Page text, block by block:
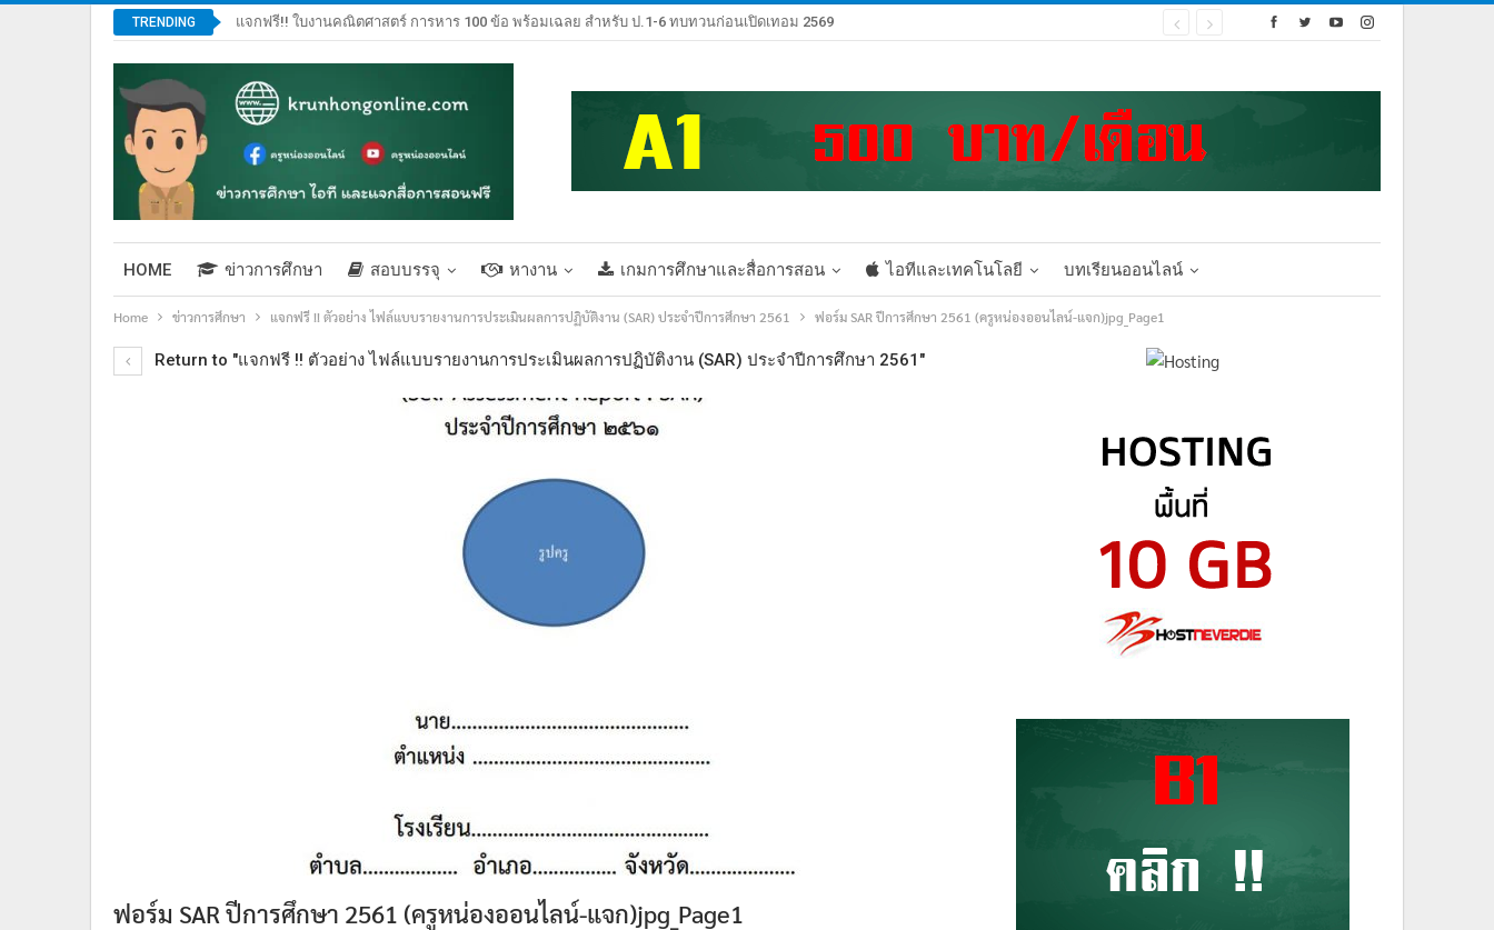
TRENDING แจกฟรี!! ใบงานคณิตศาสตร์ การหาร 100 ข้อ พร้อมเฉลย สำหรับ ป.1-6 ทบทวนก่อนเปิดเทอม 2569
HOME ข่าวการศึกษา สอบบรรจุ หางาน เกมการศึกษาและสื่อการสอน ไอทีและเทคโนโลยี บทเรียนออนไลน์
Home ข่าวการศึกษา แจกฟรี !! ตัวอย่าง ไฟล์แบบรายงานการประเมินผลการปฏิบัติงาน (SAR) ประจำปีการศึกษา 2561 ฟอร์ม SAR ปีการศึกษา 2561 (ครูหน่องออนไลน์-แจก)jpg_Page1
Return to "แจกฟรี !! ตัวอย่าง ไฟล์แบบรายงานการประเมินผลการปฏิบัติงาน (SAR) ประจำปีการศึกษา 2561"
ฟอร์ม SAR ปีการศึกษา 2561 (ครูหน่องออนไลน์-แจก)jpg_Page1